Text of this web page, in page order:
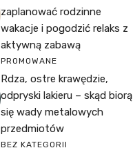
zaplanować rodzinne
wakacje i pogodzić relaks z
aktywną zabawą
PROMOWANE
Rdza, ostre krawędzie,
odpryski lakieru – skąd biorą
się wady metalowych
przedmiotów
BEZ KATEGORII